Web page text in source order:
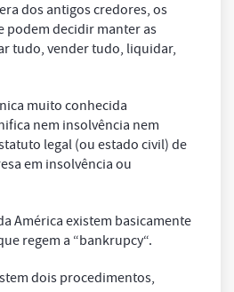
dos antigos credores, os
podem decidir manter as
tudo, vender tudo, liquidar,
muito conhecida
nem insolvência nem
legal (ou estado civil) de
em insolvência ou
América existem basicamente
regem a “bankrupcy“.
dois procedimentos,